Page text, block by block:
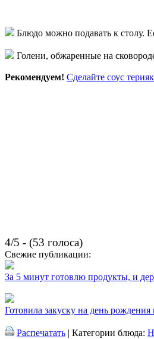
Блюдо можно подавать к столу.
Голени, обжаренные на
Рекомендуем! Сделайте соус
4/5 - (53 голоса)
Свежие публикации:
За 5 минут готовлю продукты, и
Готовила закуску на день
Распечатать | Категории блюда: